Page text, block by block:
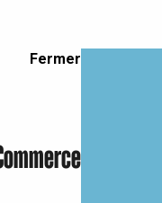
Fermer